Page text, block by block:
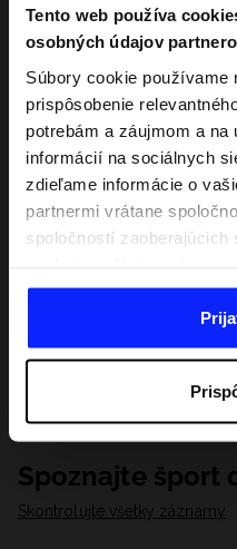
Tento web používa
osobných údajov
Súbory cookie používame
prispôsobenie
potrebám a záujmom a na
informácií na sociálnych
zdieľame informácie o
partnermi vrátane
spoločností zaoberajúcich
kombinovať s inými, ktoré
webovej stránky, ako aj s
dôsledku vášho
našim partnerom, aby
zobrazovania online
našimi partnermi (napr.
informácie nájdete v
Spoznajte šport
Skontrolujte všetky záznamy